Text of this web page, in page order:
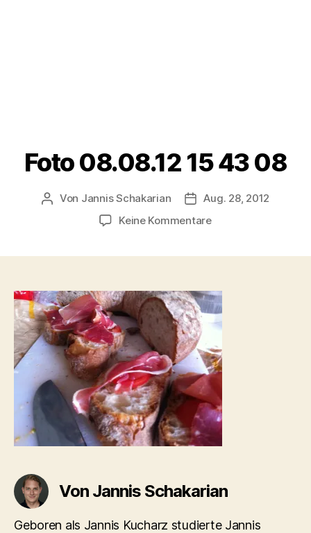
Foto 08.08.12 15 43 08
Beitragsautor
Von Jannis Schakarian Veröffentlichungsdatum
Aug. 28, 2012
Keine Kommentarezu
08
Von Jannis Schakarian
Geboren als Jannis Kucharz studierte Jannis